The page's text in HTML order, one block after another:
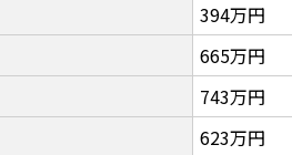
394万円
665万円
743万円
623万円